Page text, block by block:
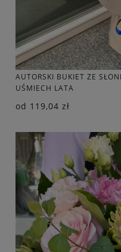
AUTORSKI BUKIET ZE
UŚMIECH LATA
od 119,04 zł